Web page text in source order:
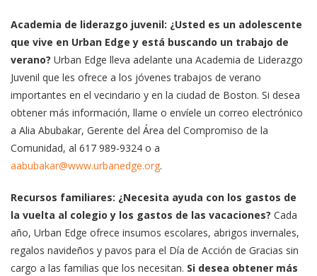
Academia de liderazgo juvenil: ¿Usted es un adolescente
que vive en Urban Edge y está buscando un trabajo de
verano? Urban Edge lleva adelante una Academia de Liderazgo
Juvenil que les ofrece a los jóvenes trabajos de verano
importantes en el vecindario y en la ciudad de Boston. Si desea
obtener más información, llame o envíele un correo electrónico
a Alia Abubakar, Gerente del Área del Compromiso de la
Comunidad, al 617 989-9324 o a
aabubakar@www.urbanedge.org.
Recursos familiares: ¿Necesita ayuda con los gastos de
la vuelta al colegio y los gastos de las vacaciones? Cada
año, Urban Edge ofrece insumos escolares, abrigos invernales,
regalos navideños y pavos para el Día de Acción de Gracias sin
cargo a las familias que los necesitan. Si desea obtener más